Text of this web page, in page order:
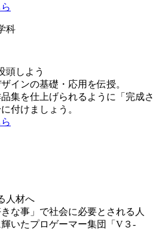
科
頭しよう
インの基礎・応用を伝授。
集を仕上げられるように「完成さ
付けましょう。
人材へ
な事」で社会に必要とされる人
いたプロゲーマー集団「V３-